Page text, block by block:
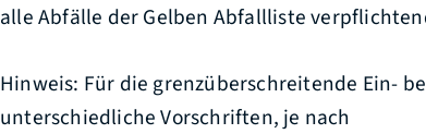
alle Abfälle der Gelben Abfallliste
Hinweis: Für die grenzüberschreitende Ein-
unterschiedliche Vorschriften, je nach